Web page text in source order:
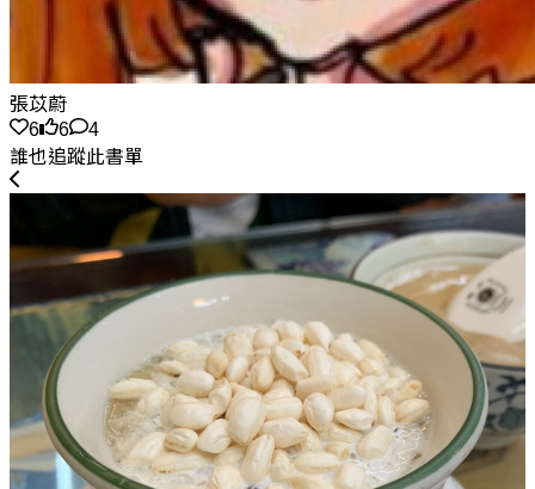
張苡蔚
6
6
4
誰也追蹤此書單